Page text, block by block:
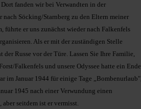
fanden wir bei Verwandten in der
Söcking/Starnberg zu den Eltern meiner
führte er uns zunächst wieder nach Falkenfels
Als er mit der zuständigen Stelle
Russe vor der Türe. Lassen Sie Ihre Familie,
Falkenfels und unsere Odyssee hatte ein Ende
im Januar 1944 für einige Tage „Bombenurlaub",
1945 nach einer Verwundung einen
seitdem ist er vermisst.